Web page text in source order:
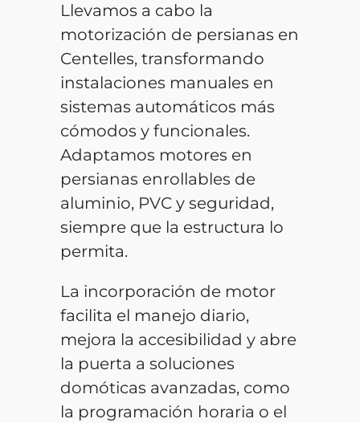
Llevamos a cabo la
motorización de persianas en
Centelles, transformando
instalaciones manuales en
sistemas automáticos más
cómodos y funcionales.
Adaptamos motores en
persianas enrollables de
aluminio, PVC y seguridad,
siempre que la estructura lo
permita.
La incorporación de motor
facilita el manejo diario,
mejora la accesibilidad y abre
la puerta a soluciones
domóticas avanzadas, como
la programación horaria o el